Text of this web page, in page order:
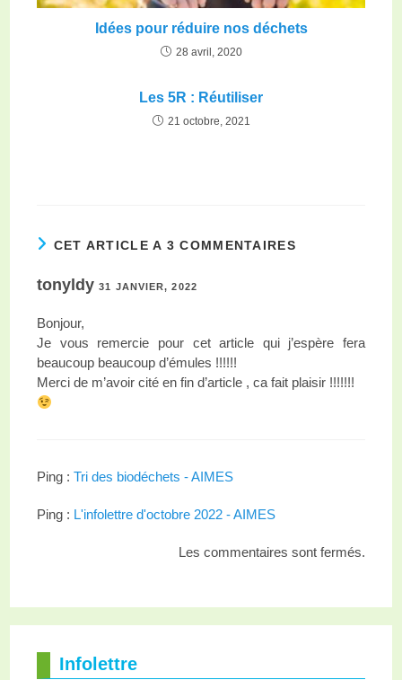
Idées pour réduire nos déchets
28 avril, 2020
Les 5R : Réutiliser
21 octobre, 2021
CET ARTICLE A 3 COMMENTAIRES
tonyldy31 JANVIER, 2022
Bonjour,
Je vous remercie pour cet article qui j’espère fera
beaucoup beaucoup d’émules !!!!!!
Merci de m’avoir cité en fin d’article , ca fait plaisir !!!!!!!
Ping :Tri des biodéchets - AIMES
Ping : L'infolettre d'octobre 2022 - AIMES
Les commentaires sont fermés.
Infolettre